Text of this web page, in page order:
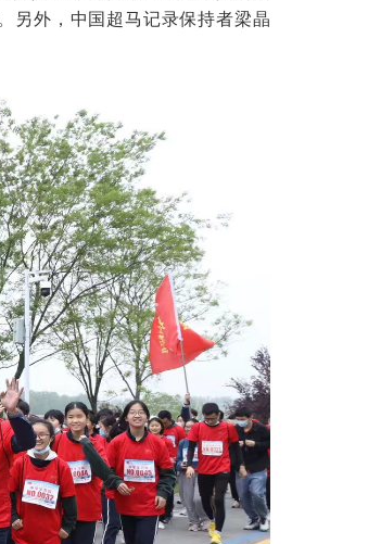
另外，中国超马记录保持者梁晶